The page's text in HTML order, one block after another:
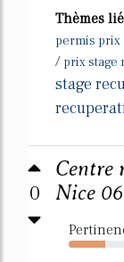
Thèmes
permis prix
/ prix stage
stage
0
Centre
Nice
59%